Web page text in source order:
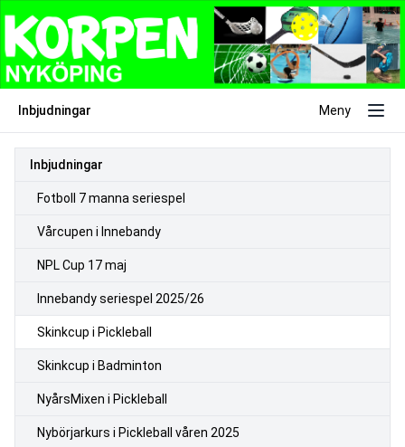
Inbjudningar Meny
Inbjudningar
Fotboll 7 manna seriespel
Vårcupen i Innebandy
NPL Cup 17 maj
Innebandy seriespel 2025/26
Skinkcup i Pickleball
Skinkcup i Badminton
NyårsMixen i Pickleball
Nybörjarkurs i Pickleball våren 2025